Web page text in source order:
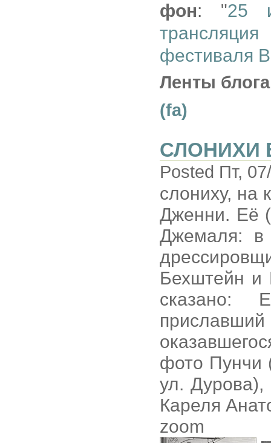
фон: "25
фестиваля
Ленты
(fa)
СЛОНИХИ
Posted Пт,
слониху, на
Дженни. Её
Джемаля:
Бехштейн и
сказано:
фото Пунчи
ул.
Кареля
zoom